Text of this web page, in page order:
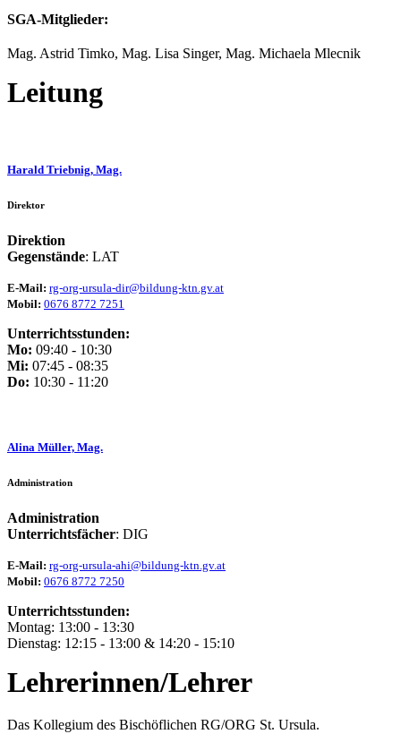
SGA-Mitglieder:
Mag. Astrid Timko, Mag. Lisa Singer, Mag. Michaela Mlecnik
Leitung
Harald Triebnig, Mag.
Direktor
Direktion
Gegenstände: LAT
E-Mail: rg-org-ursula-dir@bildung-ktn.gv.at
Mobil: 0676 8772 7251
Unterrichtsstunden:
Mo: 09:40 - 10:30
Mi: 07:45 - 08:35
Do: 10:30 - 11:20
Alina Müller, Mag.
Administration
Administration
Unterrichtsfächer: DIG
E-Mail: rg-org-ursula-ahi@bildung-ktn.gv.at
Mobil: 0676 8772 7250
Unterrichtsstunden:
Montag: 13:00 - 13:30
Dienstag: 12:15 - 13:00 & 14:20 - 15:10
Lehrerinnen/Lehrer
Das Kollegium des Bischöflichen RG/ORG St. Ursula.